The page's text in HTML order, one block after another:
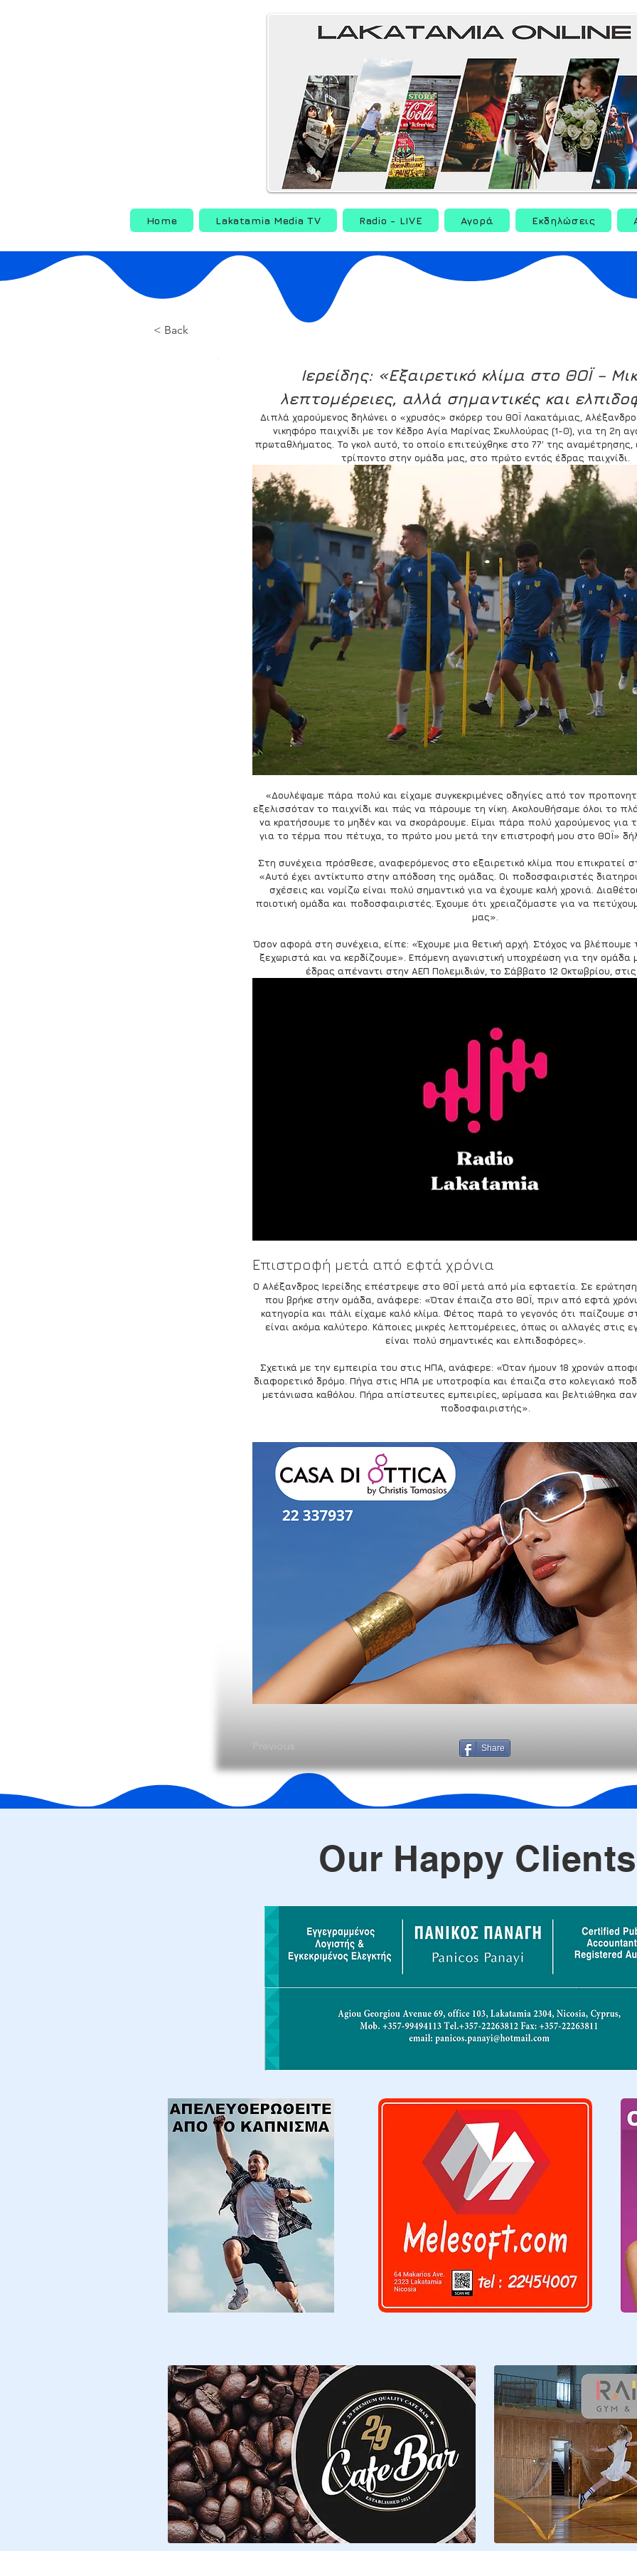
Home Lakatamia Media TV Radio - LIVE Αγορά Εκδηλώσεις
< Back
Ιερείδης: «Εξαιρετικό κλίμα στο ΘΟΪ –
λεπτομέρειες, αλλά σημαντικές και
Διπλά χαρούμενος δηλώνει ο «χρυσός» σκόρερ του ΘΟΪ Λακατάμιας,
νικηφόρο παιχνίδι με τον Κέδρο Αγία Μαρίνας Σκυλλούρας (1-0), για τη 2η
πρωταθλήματος. Το γκολ αυτό, το οποίο επιτεύχθηκε στο 77’ της
τρίποντο στην ομάδα μας, στο πρώτο εντός έδρας παιχνίδι.
«Δουλέψαμε πάρα πολύ και είχαμε συγκεκριμένες οδηγίες από τον
εξελισσόταν το παιχνίδι και πώς να πάρουμε τη νίκη. Ακολουθήσαμε όλοι το
να κρατήσουμε το μηδέν και να σκοράρουμε. Είμαι πάρα πολύ χαρούμενος για
για το τέρμα που πέτυχα, το πρώτο μου μετά την επιστροφή μου στο ΘΟΪ»
Στη συνέχεια πρόσθεσε, αναφερόμενος στο εξαιρετικό κλίμα που επικρατεί
«Αυτό έχει αντίκτυπο στην απόδοση της ομάδας. Οι ποδοσφαιριστές
σχέσεις και νομίζω είναι πολύ σημαντικό για να έχουμε καλή χρονιά.
ποιοτική ομάδα και ποδοσφαιριστές. Έχουμε ότι χρειαζόμαστε για να
μας».
Όσον αφορά στη συνέχεια, είπε: «Έχουμε μια θετική αρχή. Στόχος να βλέπουμε
ξεχωριστά και να κερδίζουμε». Επόμενη αγωνιστική υποχρέωση για την ομάδα
έδρας απέναντι στην ΑΕΠ Πολεμιδιών, το Σάββατο 12 Οκτωβρίου, στις
Επιστροφή μετά από εφτά χρόνια
Ο Αλέξανδρος Ιερείδης επέστρεψε στο ΘΟΪ μετά από μία εφταετία. Σε
που βρήκε στην ομάδα, ανάφερε: «Όταν έπαιζα στο ΘΟΪ, πριν από εφτά
κατηγορία και πάλι είχαμε καλό κλίμα. Φέτος παρά το γεγονός ότι παίζουμε
είναι ακόμα καλύτερο. Κάποιες μικρές λεπτομέρειες, όπως οι αλλαγές στις
είναι πολύ σημαντικές και ελπιδοφόρες».
Σχετικά με την εμπειρία του στις ΗΠΑ, ανάφερε: «Όταν ήμουν 18 χρονών
διαφορετικό δρόμο. Πήγα στις ΗΠΑ με υποτροφία και έπαιζα στο κολεγιακό
μετάνιωσα καθόλου. Πήρα απίστευτες εμπειρίες, ωρίμασα και βελτιώθηκα
ποδοσφαιριστής».
Previous Share
Our Happy Clients